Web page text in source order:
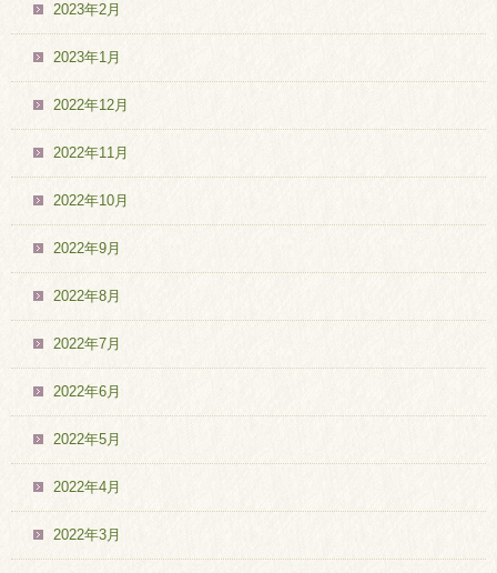
2023年2月
2023年1月
2022年12月
2022年11月
2022年10月
2022年9月
2022年8月
2022年7月
2022年6月
2022年5月
2022年4月
2022年3月